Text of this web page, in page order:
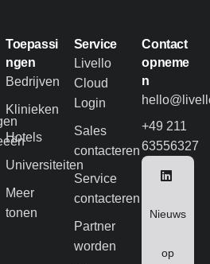
Toepassi
ngen
Bedrijven
Klinieken
Hotels
Universiteiten
Meer
tonen
Service
Livello
Cloud
Login
Sales
contacteren
Service
contacteren
Partner
worden
Contact
opneme
n
+49 211
63556327
Nieuws
op